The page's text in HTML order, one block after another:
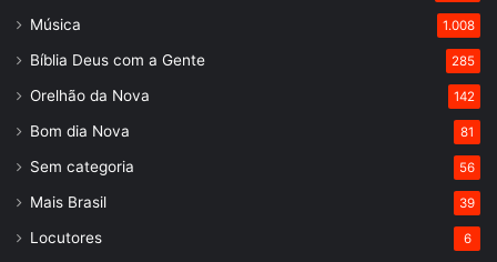
Música 1.008
Bíblia Deus com a Gente 285
Orelhão da Nova 142
Bom dia Nova 81
Sem categoria 56
Mais Brasil 39
Locutores 6